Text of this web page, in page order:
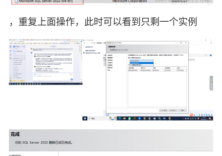
，重复上面操作，此时可以看到只剩一个实例